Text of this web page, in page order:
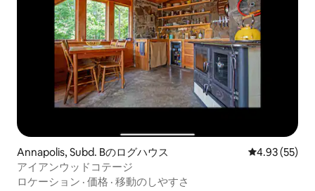
Annapolis, Subd. Bのログハウス レビュー55
4.93 (55)
アイアンウッドコテージ
ロケーション · 価格 · 移動のしやすさ